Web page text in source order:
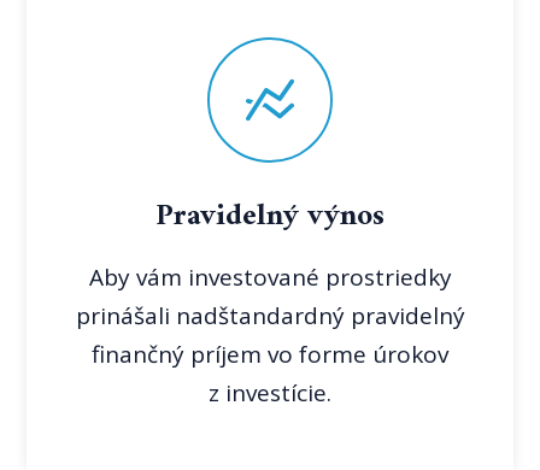
Pravidelný výnos
Aby vám investované prostriedky
prinášali nadštandardný pravidelný
finančný príjem vo forme úrokov
z investície.